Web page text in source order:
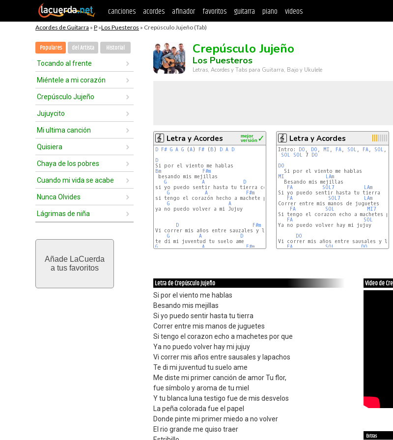
canciones acordes afinador favoritos guitarra piano videos
Acordes de Guitarra » P »Los Puesteros » Crepúsculo Jujeño (Tab)
Populares del Artista Historial
Tocando al frente
Miéntele a mi corazón
Crepúsculo Jujeño
Jujuycito
Mi ultima canción
Quisiera
Chaya de los pobres
Cuando mi vida se acabe
Nunca Olvides
Lágrimas de niña
Añade LaCuerda
a tus favoritos
Crepúsculo Jujeño
Los Puesteros
Letras, Acordes y Tabs para Guitarra, Bajo y Ukulele
Letra y Acordes ✓
mejor
versión
D F# G A G (A) F# ( B ) D A D
D
Bm
F#m
besando mis mejillas
G
A D A
si yo puedo sentir hasta tu tierra correr entre mis manos de juguete
G
A F#m
Bm
si tengo el corazón hecho a machete porque
G
A
ya no puedo volver a mi Jujuy
D
F#m
Vi correr mis años entre sauzales y lapachos
G
A
D
G
A F#m
Bm
Letra y Acordes
Intro: DO , DO , MI , FA, SOL , FA, SOL ,
SOL
SOL 7 DO
DO
MI
LAm
  Besando mis mejillas
FA
SOL7
LAm
Si yo puedo sentir hasta tu tierra
FA
SOL7
LAm
Correr entre mis manos de juguetes
FA
SOL MI7
Si tengo el corazon echo a machetes
FA
SOL
Ya no puedo volver hay mi jujuy
DO
Vi correr mis años entre sausales y
FA
SOL
DO
Letra de Crepúsculo Jujeño
Si por el viento me hablas
Besando mis mejillas
Si yo puedo sentir hasta tu tierra
Correr entre mis manos de juguetes
Si tengo el corazon echo a machetes por que
Ya no puedo volver hay mi jujuy
Vi correr mis años entre sausales y lapachos
Te di mi juventud tu suelo ame
Me diste mi primer canción de amor Tu flor,
fue símbolo y aroma de tu miel
Y tu blanca luna testigo fue de mis desvelos
La peña colorada fue el papel
Donde pinte mi primer miedo a no volver
El rio grande me quiso traer
Video de
Extras